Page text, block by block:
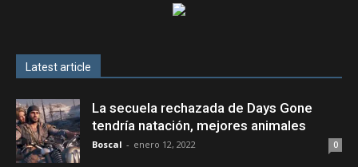
Latest article
La secuela rechazada de Days Gone
tendría natación, mejores animales
Boscal - enero 12, 2022 0